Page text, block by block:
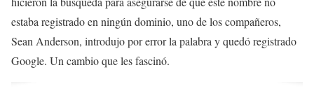
estaba registrado en ningún dominio, uno de los compañeros,
Sean Anderson, introdujo por error la palabra y quedó registrado
Google. Un cambio que les fascinó.